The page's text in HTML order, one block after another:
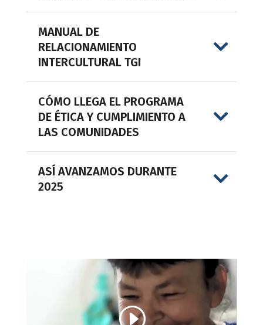
MANUAL DE
RELACIONAMIENTO
INTERCULTURAL TGI
CÓMO LLEGA EL PROGRAMA
DE ÉTICA Y CUMPLIMIENTO A
LAS COMUNIDADES
ASÍ AVANZAMOS DURANTE
2025